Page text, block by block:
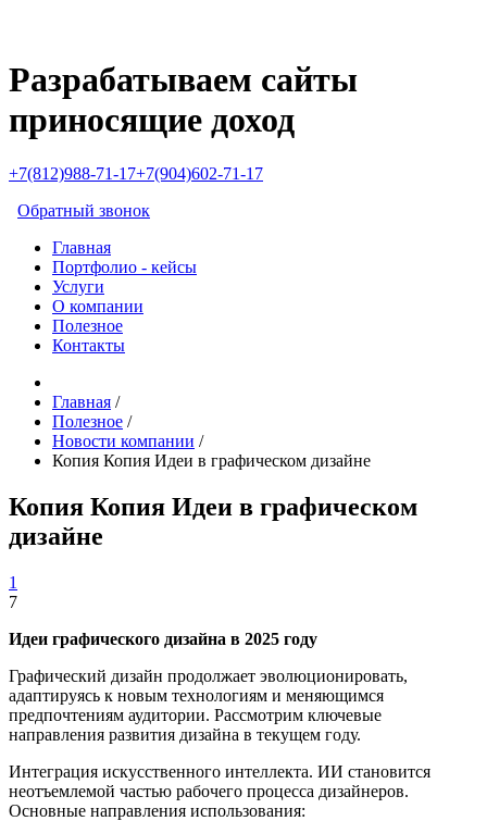
Разрабатываем сайты
приносящие доход
+7(812)988-71-17+7(904)602-71-17
Обратный звонок
Главная
Портфолио - кейсы
Услуги
О компании
Полезное
Контакты
Главная /
Полезное /
Новости компании /
Копия Копия Идеи в графическом дизайне
Копия Копия Идеи в графическом
дизайне
1
7
Идеи графического дизайна в 2025 году
Графический дизайн продолжает эволюционировать,
адаптируясь к новым технологиям и меняющимся
предпочтениям аудитории. Рассмотрим ключевые
направления развития дизайна в текущем году.
Интеграция искусственного интеллекта. ИИ становится
неотъемлемой частью рабочего процесса дизайнеров.
Основные направления использования: